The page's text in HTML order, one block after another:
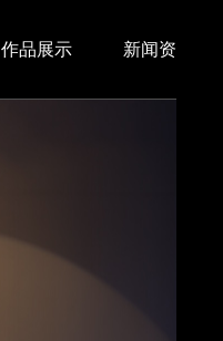
作品展示 新闻资讯